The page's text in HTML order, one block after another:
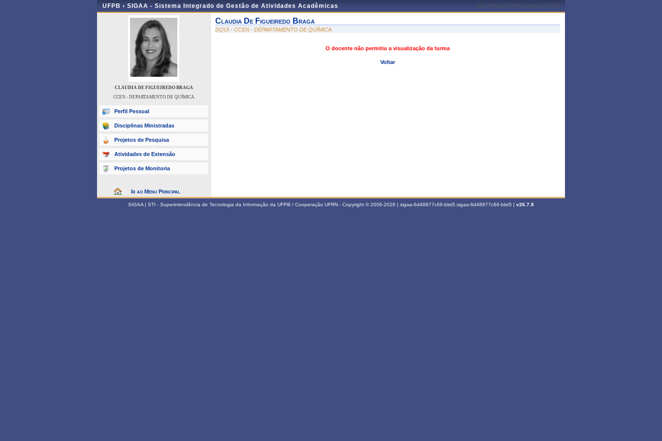
UFPB › SIGAA - Sistema Integrado de Gestão de Atividades Acadêmicas João Pessoa, 09 de Agosto de 2026
CLAUDIA DE FIGUEIREDO BRAGA
CCEN - DEPARTAMENTO DE QUÍMICA
Perfil Pessoal
Disciplinas Ministradas
Projetos de Pesquisa
Atividades de Extensão
Projetos de Monitoria
Ir ao Menu Principal
Claudia De Figueiredo Braga
DQUI - CCEN - DEPARTAMENTO DE QUÍMICA
O docente não permitiu a visualização da turma
Voltar
SIGAA | STI - Superintendência de Tecnologia da Informação da UFPB / Cooperação UFRN - Copyright © 2006-2026 | sigaa-6d48877c66-blst5.sigaa-6d48877c66-blst5 | v26.7.8